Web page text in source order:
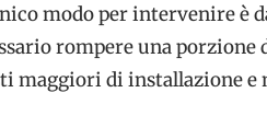
modo per intervenire è
rompere una porzione
maggiori di installazione e